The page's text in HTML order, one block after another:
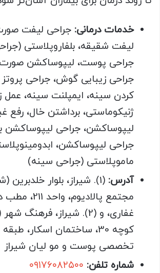
خدمات درمانی: جراحی لیفت
لیفت شقیقه، بلفاروپلاستی
جراحی پوست، لیپوساکشن
جراحی زیبایی گوش، جراحی
کردن سینه، ایمپلنت سینه، عمل
ژنیکوماستی، برداشتن خال، رفع
لیپوساکشن، جراحی
جراحی لیپوساکشن،
ماموپلاستی (جراحی سینه)
آدرس:
(1). شیراز، بلوار
مجتمع پالادیوم،
غفاری، و (2). شیراز، فرهنگ
تخصصی پوست و مو لیان شیراز
شماره تلفن: ۰۹۱۷۶۰۸۲۵۰۰